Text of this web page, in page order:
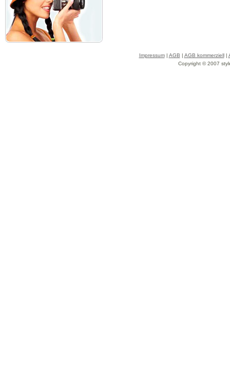
Impressum| AGB | AGB kommerziell|
Copyright © 2007